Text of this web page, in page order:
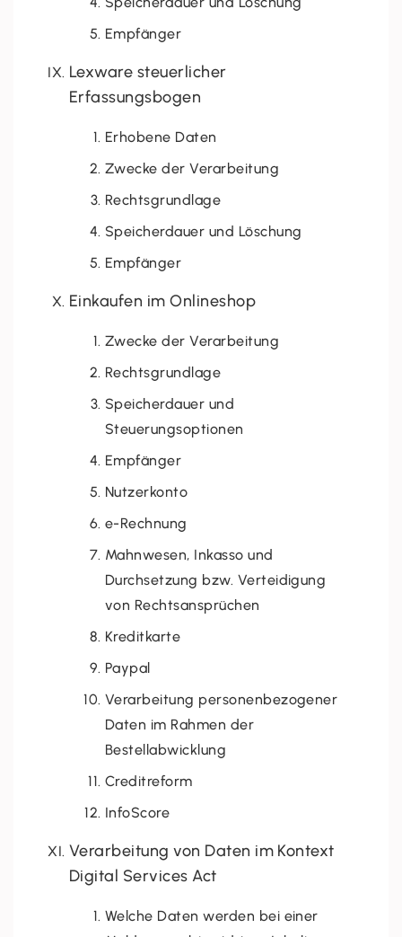
Empfänger
Lexware steuerlicher
Erfassungsbogen
Erhobene Daten
Zwecke der Verarbeitung
Rechtsgrundlage
Speicherdauer und Löschung
Empfänger
Einkaufen im Onlineshop
Zwecke der Verarbeitung
Rechtsgrundlage
Speicherdauer und
Steuerungsoptionen
Empfänger
Nutzerkonto
e-Rechnung
Mahnwesen, Inkasso und
Durchsetzung bzw. Verteidigung
von Rechtsansprüchen
Kreditkarte
Paypal
Verarbeitung personenbezogener
Daten im Rahmen der
Bestellabwicklung
Creditreform
InfoScore
Verarbeitung von Daten im Kontext
Digital Services Act
Welche Daten werden bei einer